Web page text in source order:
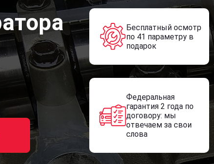
Бесплатный осмотр
по 41 параметру в
подарок
Федеральная
гарантия 2 года по
договору: мы
отвечаем за свои
слова